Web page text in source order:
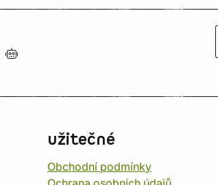
užitečné
Obchodní podmínky